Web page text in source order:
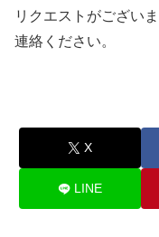
リクエストがございま
連絡ください。
X
LINE